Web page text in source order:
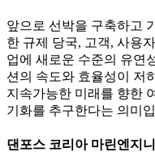
앞으로 선박을 구축하고
한 규제 당국, 고객, 사용
업에 새로운 수준의 유연
션의 속도와 효율성이 저
지속가능한 미래를 향한
기화를 추구한다는 의미
댄포스 코리아 마린엔지